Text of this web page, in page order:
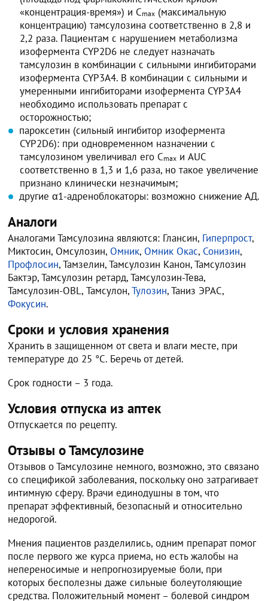
«концентрация-время») и Cmax (максимальную
концентрацию) тамсулозина соответственно в 2,8 и
2,2 раза. Пациентам с нарушением метаболизма
изофермента CYP2D6 не следует назначать
тамсулозин в комбинации с сильными ингибиторами
изофермента CYP3A4. В комбинации с сильными и
умеренными ингибиторами изофермента CYP3A4
необходимо использовать препарат с
осторожностью;
пароксетин (сильный ингибитор изофермента
CYP2D6): при одновременном назначении с
тамсулозином увеличивал его Cmax и AUC
соответственно в 1,3 и 1,6 раза, но такое увеличение
признано клинически незначимым;
другие α1-адреноблокаторы: возможно снижение АД.
Аналоги
Аналогами Тамсулозина являются: Глансин, Гиперпрост,
Миктосин, Омсулозин, Омник, Омник Окас, Сонизин,
Профлосин, Тамзелин, Тамсулозин Канон, Тамсулозин
Бактэр, Тамсулозин ретард, Тамсулозин-Тева,
Тамсулозин-OBL, Тамсулон,Тулозин, Таниз ЭРАС,
Фокусин.
Сроки и условия хранения
Хранить в защищенном от света и влаги месте, при
температуре до 25 °С. Беречь от детей.
Срок годности – 3 года.
Условия отпуска из аптек
Отпускается по рецепту.
Отзывы о Тамсулозине
Отзывов о Тамсулозине немного, возможно, это связано
со спецификой заболевания, поскольку оно затрагивает
интимную сферу. Врачи единодушны в том, что
препарат эффективный, безопасный и относительно
недорогой.
Мнения пациентов разделились, одним препарат помог
после первого же курса приема, но есть жалобы на
непереносимые и непрогнозируемые боли, при
которых бесполезны даже сильные болеутоляющие
средства. Положительный момент – болевой синдром